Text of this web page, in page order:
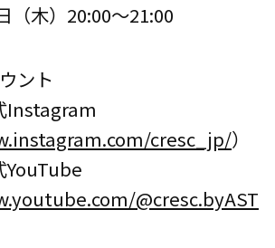
（木）20:00～21:00
ント
Instagram
cresc_jp/）
@cresc.byAST